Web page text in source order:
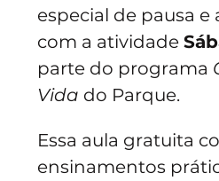
especial de pausa
com a atividade
parte do programa
Vida do Parque.
Essa aula gratuita
ensinamentos